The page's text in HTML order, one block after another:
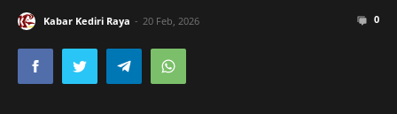
Kabar Kediri Raya 20 Feb, 2026 0